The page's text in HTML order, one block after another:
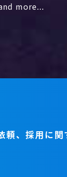
more...
頼、採用に